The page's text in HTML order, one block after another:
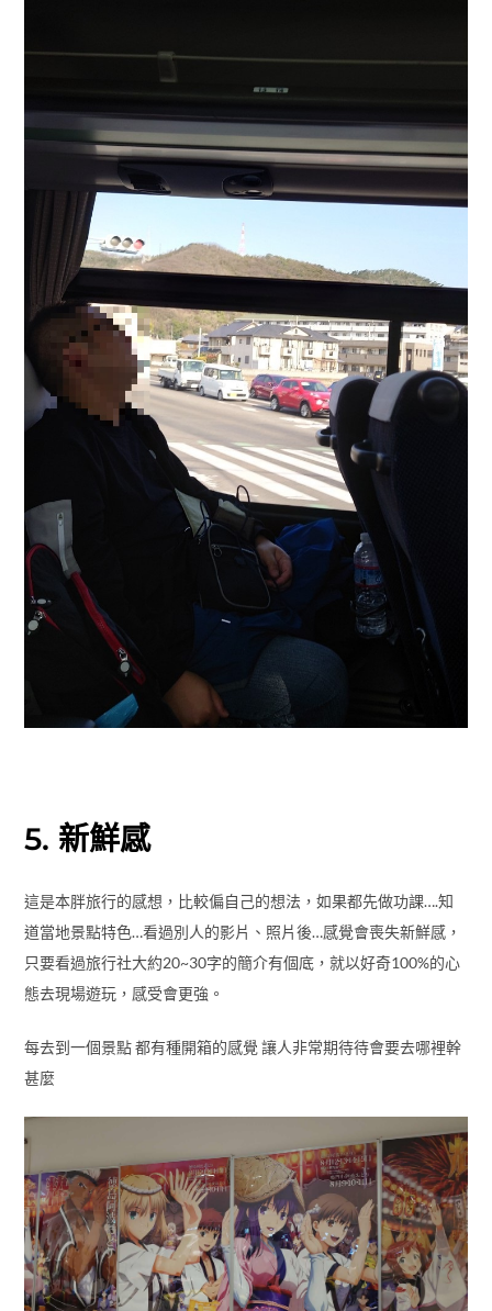
5. 新鮮感
這是本胖旅行的感想，比較偏自己的想法，如果都先做功課….知
道當地景點特色…看過別人的影片、照片後…感覺會喪失新鮮感，
只要看過旅行社大約20~30字的簡介有個底，就以好奇100%的心
每去到一個景點 都有種開箱的感覺 讓人非常期待待會要去哪裡幹
甚麼
(一下機場就可以看到 fate系列的角色在跳阿波舞 當場真的很震撼
啊~【德島機場】感受日本四國熱情歡迎的機場)